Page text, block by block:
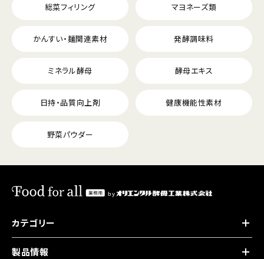
総菜フィリング マヨネーズ類
かんすい・麺関連素材 発酵調味料
ミネラル酵母 酵母エキス
日持・品質向上剤 健康機能性素材
野菜パウダー
カテゴリー
製品情報